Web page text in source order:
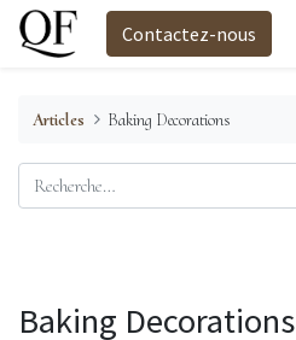
Contactez-nous
Articles Baking Decorations
Baking Decorations